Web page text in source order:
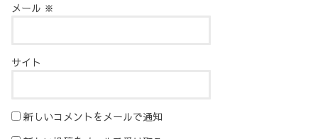
メール ※
サイト
新しいコメントをメールで通知